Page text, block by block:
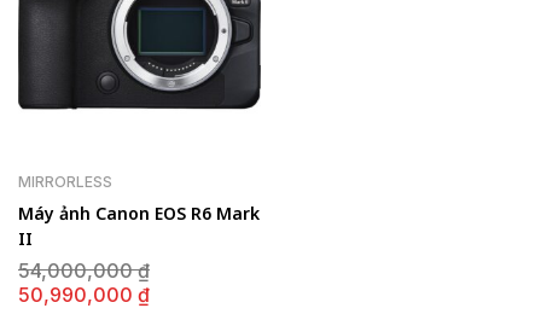
MIRRORLESS
Máy ảnh Canon EOS R6 Mark
II
54,000,000₫
50,990,000 ₫